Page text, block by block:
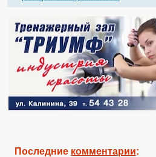
Последние комментарии: